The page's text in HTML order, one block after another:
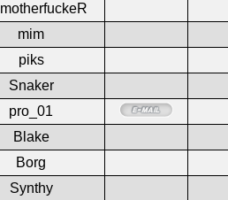
mim
piks
Snaker
pro_01
Blake
Borg
Synthy